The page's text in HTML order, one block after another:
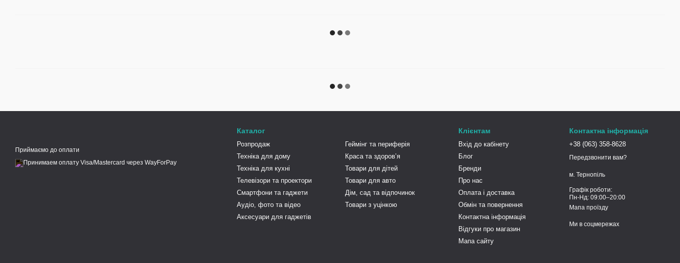
Приймаємо до оплати
Каталог
Розпродаж
Техніка для дому
Техніка для кухні
Телевізори та проектори
Смартфони та гаджети
Аудіо, фото та відео
Аксесуари для гаджетів
Геймінг та периферія
Краса та здоровʼя
Товари для дітей
Товари для авто
Дім, сад та відпочинок
Товари з уцінкою
Клієнтам
Вхід до кабінету
Блог
Бренди
Про нас
Оплата і доставка
Обмін та повернення
Контактна інформація
Відгуки про магазин
Мапа сайту
Контактна інформація
+38 (063) 358-8628
Передзвонити вам?
м. Тернопіль
Графік роботи:
Пн-Нд: 09:00–20:00
Мапа проїзду
Ми в соцмережах